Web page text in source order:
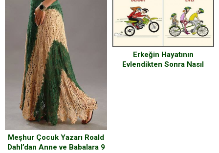
Meşhur Çocuk Yazarı Roald
Dahl’dan Anne ve Babalara 9
Erkeğin Hayatının
Evlendikten Sonra Nasıl